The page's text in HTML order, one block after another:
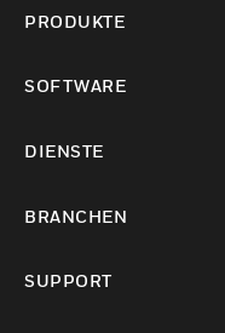
PRODUKTE
SOFTWARE
DIENSTE
BRANCHEN
SUPPORT